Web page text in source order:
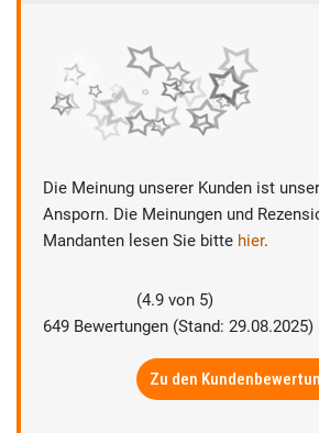
Die Meinung unserer Kunden ist
Ansporn. Die Meinungen und
Mandanten lesen Sie bitte hier.
(4.9 von 5)
649 Bewertungen (Stand: 29.08.2025)
Zu den